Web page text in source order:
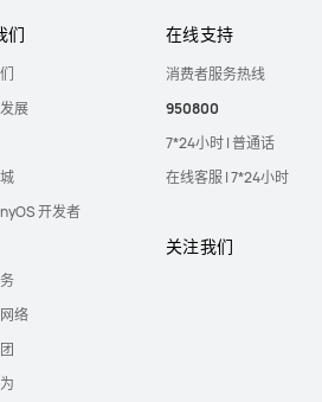
们
展
开发者
络
在线支持
消费者服务热线
950800
7*24小时 | 普通话
在线客服 | 7*24小时
关注我们